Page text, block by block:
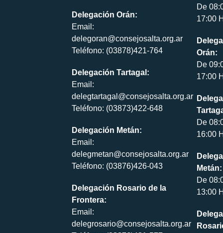
Delegación Orán:
Email:
delegoran@consejosalta.org.ar
Teléfono: (03878)421-764
Delegación Tartagal:
Email:
delegtartagal@consejosalta.org.ar
Teléfono: (03873)422-648
Delegación Metán:
Email:
delegmetan@consejosalta.org.ar
Teléfono: (03876)426-043
Delegación Rosario de la
Frontera:
Email:
delegrosario@consejosalta.org.ar
De
17:00
Orán:
De
17:00
De
16:00
Metán:
De
13:00